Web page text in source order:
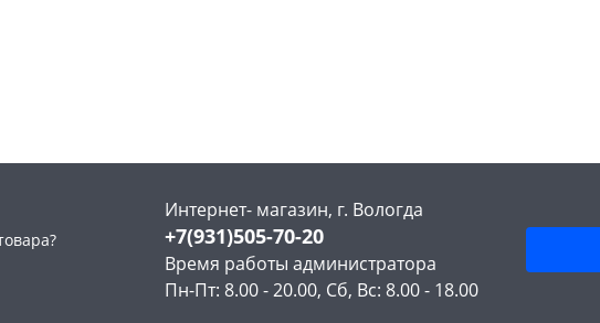
Интернет- магазин, г. Вологда
+7(931)505-70-20
Время работы администратора
Пн-Пт: 8.00 - 20.00, Сб, Вс: 8.00 - 18.00
раз в 2 недели